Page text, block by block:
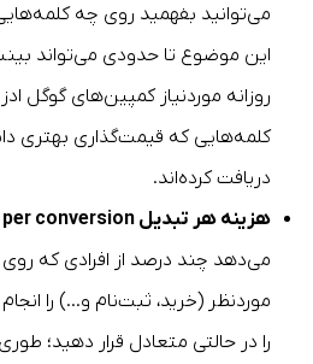
می‌توانید بفهمید روی چه
این موضوع تا حدودی می‌تواند بینش
روزانه موردنیاز کمپین‌های گوگل ادز
کلمه‌هایی که قیمت‌گذاری بهتری
دریافت کرده‌اند.
هزینه هر تبدیل Cost per conversion:
می‌دهد چند درصد از افرادی که روی
موردنظر (خرید، ثبت‌نام و…) را انجام
را در حالتی متعادل قرار دهید؛